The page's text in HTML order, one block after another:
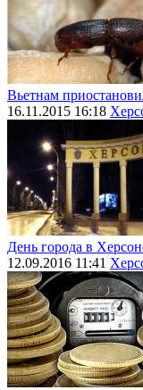
Вьетнам
16.11.2015 16:18
День города в
12.09.2016 11:41